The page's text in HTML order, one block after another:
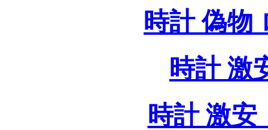
時計 偽物
時計 激
時計 激安